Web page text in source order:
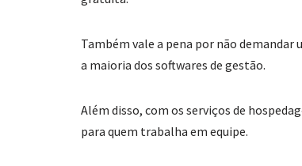
Também vale a pena por não
a maioria dos softwares de gestão.
Além disso, com os serviços de
para quem trabalha em equipe.